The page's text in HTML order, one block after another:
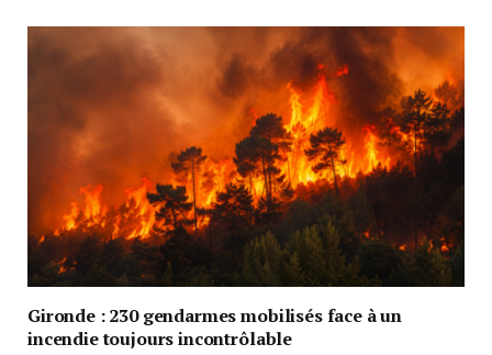
Gironde : 230 gendarmes mobilisés face à un
incendie toujours incontrôlable